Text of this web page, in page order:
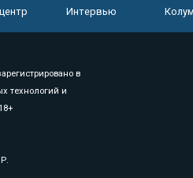
Интервью
в
технологий и